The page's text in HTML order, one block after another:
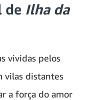
de Ilha da
vividas pelos
vilas distantes
a força do amor